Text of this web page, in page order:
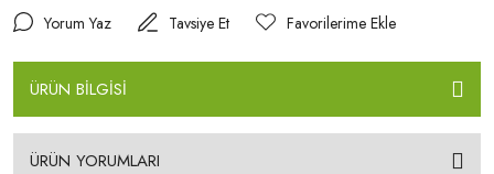
Yorum Yaz Tavsiye Et
ÜRÜN BİLGİSİ
ÜRÜN YORUMLARI